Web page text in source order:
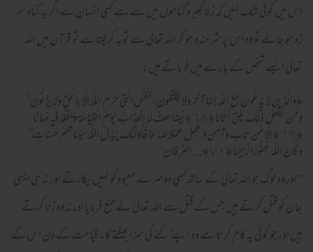
اس میں کوئی شک نہیں کہ زنا کبیرہ گناہوں میں سے ہے کسی انسان سے اگر یہ گناہ سر
زد ہو جائے تو وہ اس پر شرمندہ ہو کر اللہ تعالیٰ سے توبہ کر لیتا ہے تو قرآن میں اللہ
تعالیٰ ایسے شخص کے بارے میں فرماتے ہیں:
﴿وَالَّذِينَ لَا يَدْعُونَ مَعَ اللَّـهِ إِلَـٰهًا آخَرَ وَلَا يَقْتُلُونَ النَّفْسَ الَّتِي حَرَّمَ اللَّـهُ إِلَّا بِالْحَقِّ وَلَا يَزْنُونَ ۚ
وَمَن يَفْعَلْ ذَٰلِكَ يَلْقَ أَثَامًا ﴿٦٨﴾ يُضَاعَفْ لَهُ الْعَذَابُ يَوْمَ الْقِيَامَةِ وَيَخْلُدْ فِيهِ مُهَانًا
﴿٦٩﴾ إِلَّا مَن تَابَ وَآمَنَ وَعَمِلَ عَمَلًا صَالِحًا فَأُولَـٰئِكَ يُبَدِّلُ اللَّـهُ سَيِّئَاتِهِمْ حَسَنَاتٍ ۗ
وَكَانَ اللَّـهُ غَفُورًا رَّحِيمًا ﴿٧٠﴾...الفرقان
''اور وہ لوگ جو اللہ تعالیٰ کے ساتھ کسی دوسرے معبود کو نہیں پکارتے اور نہ ہی ایسی
جان کو قتل کرتے ہیں جس کے قتل سے اللہ تعالیٰ نے منع فرمایا اور نہ وہ زنا کرتے
ہیں اور جو کوئی یہ کام کرتا ہے وہ اپنے کئے کی سزا بھگتے گا۔ قیامت کے دن اس کے